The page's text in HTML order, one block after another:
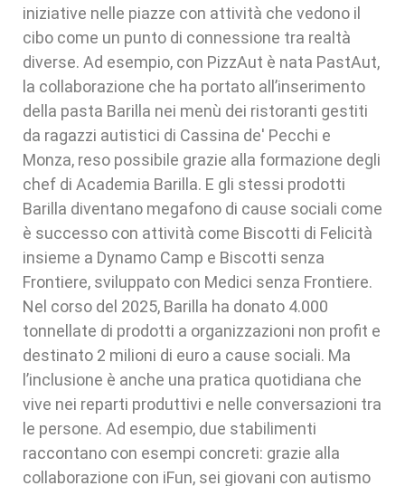
iniziative nelle piazze con attività che vedono il
cibo come un punto di connessione tra realtà
diverse. Ad esempio, con PizzAut è nata PastAut,
la collaborazione che ha portato all’inserimento
della pasta Barilla nei menù dei ristoranti gestiti
da ragazzi autistici di Cassina de' Pecchi e
Monza, reso possibile grazie alla formazione degli
chef di Academia Barilla. E gli stessi prodotti
Barilla diventano megafono di cause sociali come
è successo con attività come Biscotti di Felicità
insieme a Dynamo Camp e Biscotti senza
Frontiere, sviluppato con Medici senza Frontiere.
Nel corso del 2025, Barilla ha donato 4.000
tonnellate di prodotti a organizzazioni non profit e
destinato 2 milioni di euro a cause sociali. Ma
l’inclusione è anche una pratica quotidiana che
vive nei reparti produttivi e nelle conversazioni tra
le persone. Ad esempio, due stabilimenti
raccontano con esempi concreti: grazie alla
collaborazione con iFun, sei giovani con autismo